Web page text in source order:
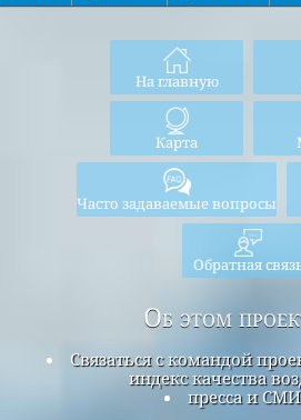
На главную
Карта
Часто задаваемые вопросы
Обратная
Об этом
Связаться с командой
индекс качества
пресса и СМИ